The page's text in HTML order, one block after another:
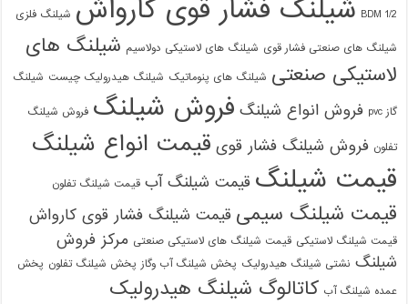
1/2 BDM شیلنگ فشار قوی کارواش شیلنگ فلزی
شیلنگ های صنعتی فشار قوی شیلنگ های لاستیکی دولاسیم شیلنگ های
لاستیکی صنعتی شیلنگ های پنوماتیک شیلنگ هیدرولیک چیست شیلنگ
گاز pvc فروش انواع شیلنگ فروش شیلنگ فروش شیلنگ
تفلون فروش شیلنگ فشار قوی قیمت انواع شیلنگ
قیمت شیلنگ قیمت شیلنگ آب قیمت شیلنگ تفلون
قیمت شیلنگ سیمی قیمت شیلنگ فشار قوی کارواش
قیمت شیلنگ لاستیکی قیمت شیلنگ های لاستیکی صنعتی مرکز فروش
شیلنگ نشتی شیلنگ هیدرولیک پخش شیلنگ آب وگاز پخش شیلنگ تفلون پخش
عمده شیلنگ آب کاتالوگ شیلنگ هیدرولیک